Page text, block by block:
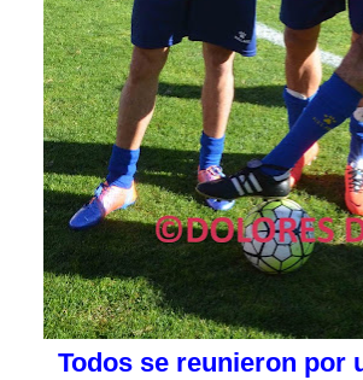
Todos se reunieron por